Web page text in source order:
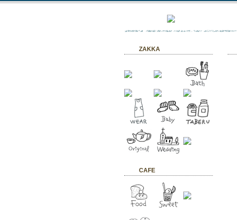
ZAKKA
CAFE